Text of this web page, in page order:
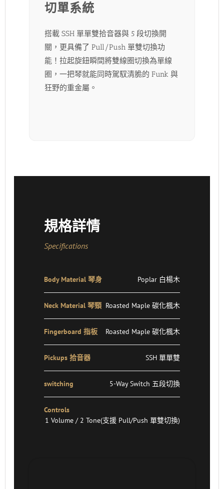
切單系統
搭載 SSH 單單雙拾音器與 5 段切換開
關，更具備了 Pull/Push 單雙切換功
能！拉起旋鈕瞬間將雙線圈切換為單線
圈，一把琴就能同時駕馭清脆的 Funk 與
狂野的重金屬。
規格詳情
Specifications
Body Material 琴身 Poplar 白楊木
Neck Material 琴頸 Roasted Maple 碳化楓木
Fingerboard 指板 Roasted Maple 碳化楓木
Pickups 拾音器 SSH 單單雙
switching 5-Way Switch 五段切換
Controls
1 Volume / 2 Tone(支援 Pull/Push 單雙切換)